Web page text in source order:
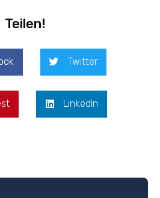
Teilen!
Twitter
LinkedIn